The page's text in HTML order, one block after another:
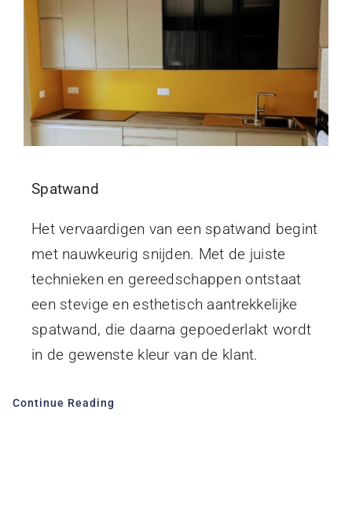
FAQ
Vacatures
Contact
Spatwand
Het vervaardigen van een spatwand begint
met nauwkeurig snijden. Met de juiste
technieken en gereedschappen ontstaat
een stevige en esthetisch aantrekkelijke
spatwand, die daarna gepoederlakt wordt
in de gewenste kleur van de klant.
Continue Reading